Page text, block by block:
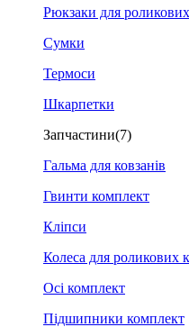
Рюкзаки для роликових
Сумки
Термоси
Шкарпетки
Запчастини(7)
Гальма для ковзанів
Гвинти комплект
Кліпси
Колеса для роликових
Осі комплект
Підшипники комплект